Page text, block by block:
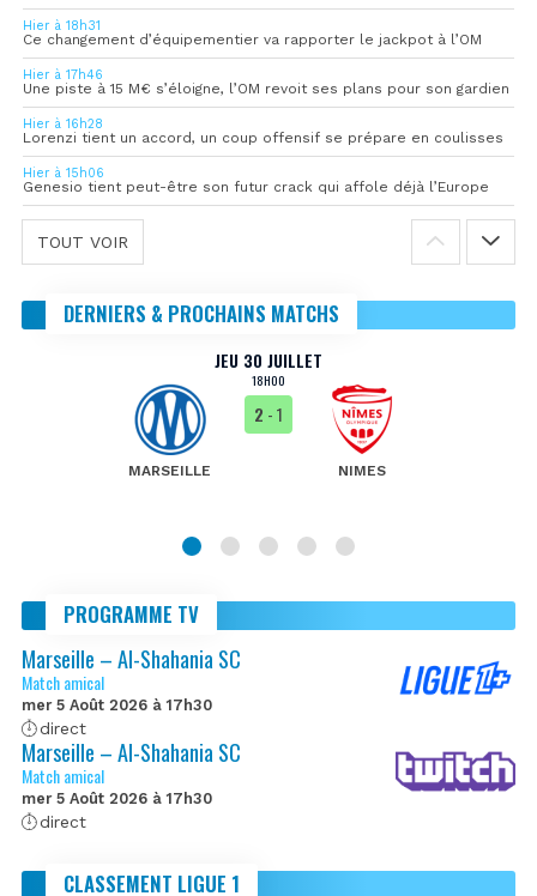
Hier à 18h31
Ce changement d’équipementier va rapporter le jackpot à l’OM
Hier à 17h46
Une piste à 15 M€ s’éloigne, l’OM revoit ses plans pour son gardien
Hier à 16h28
Lorenzi tient un accord, un coup offensif se prépare en coulisses
Hier à 15h06
Genesio tient peut-être son futur crack qui affole déjà l’Europe
TOUT VOIR
DERNIERS & PROCHAINS MATCHS
JEU 30 JUILLET
18H00
MARSEILLE
2 - 1
NIMES
PROGRAMME TV
Marseille – Al-Shahania SC
Match amical
mer 5 Août 2026 à 17h30
direct
Marseille – Al-Shahania SC
Match amical
mer 5 Août 2026 à 17h30
direct
CLASSEMENT LIGUE 1